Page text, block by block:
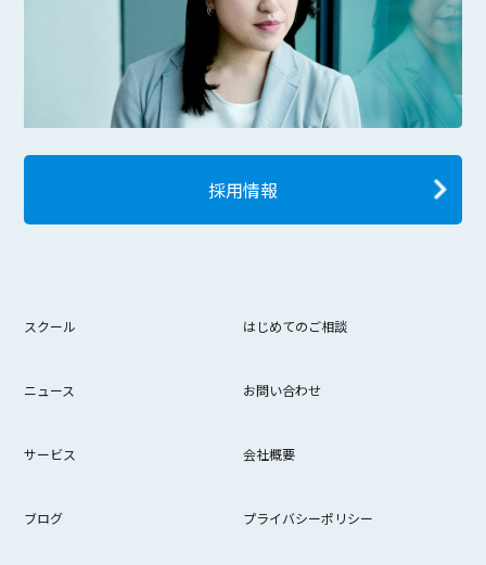
採用情報
スクール はじめてのご相談
ニュース お問い合わせ
サービス 会社概要
ブログ プライバシーポリシー